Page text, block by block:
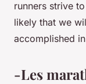
runners strive
likely that we
accomplished
-Les